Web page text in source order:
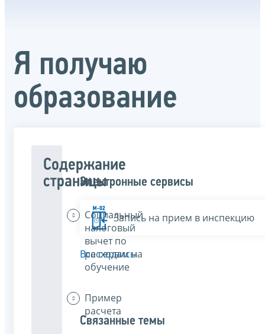
Я получаю
образование
Содержание
страницы
Социальный
налоговый
вычет по
расходам на
обучение
Пример
расчета
Электронные сервисы
Запись на прием в инспекцию
Все сервисы
Связанные темы